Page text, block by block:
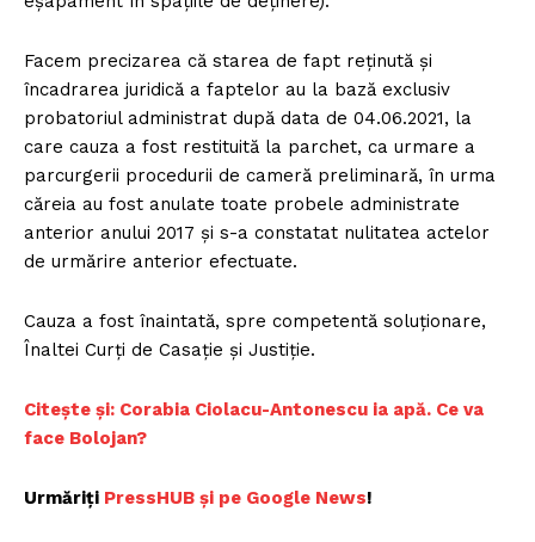
Un proiect
FREEDOM HOUSE ROMÂNIA
PRESShub
Despre noi / Echipa
Rețea
Facem precizarea că starea de fapt reținută și
încadrarea juridică a faptelor au la bază exclusiv
probatoriul administrat după data de 04.06.2021, la
care cauza a fost restituită la parchet, ca urmare a
parcurgerii procedurii de cameră preliminară, în urma
căreia au fost anulate toate probele administrate
anterior anului 2017 și s-a constatat nulitatea actelor
de urmărire anterior efectuate.
Cauza a fost înaintată, spre competentă soluţionare,
Înaltei Curți de Casație și Justiție.
Citește și: Corabia Ciolacu-Antonescu ia apă. Ce va
face Bolojan?
Urmăriți PressHUB și pe Google News!